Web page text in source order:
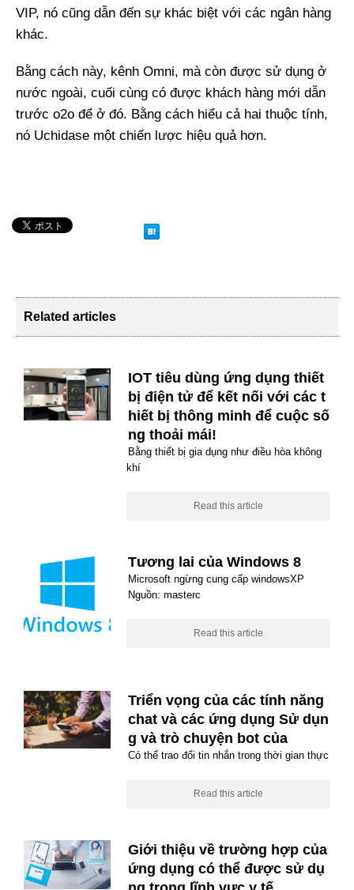
VIP, nó cũng dẫn đến sự khác biệt với các ngân hàng
khác.
Bằng cách này, kênh Omni, mà còn được sử dụng ở
nước ngoài, cuối cùng có được khách hàng mới dẫn
trước o2o để ở đó. Bằng cách hiểu cả hai thuộc tính,
nó Uchidase một chiến lược hiệu quả hơn.
Related articles
IOT tiêu dùng ứng dụng thiết
bị điện tử để kết nối với các t
hiết bị thông minh để cuộc số
ng thoải mái!
Bằng thiết bị gia dụng như điều hòa không
khí
Read this article
Tương lai của Windows 8
Microsoft ngừng cung cấp windowsXP
Nguồn: masterc
Read this article
Triển vọng của các tính năng
chat và các ứng dụng Sử dụn
g và trò chuyện bot của
Có thể trao đổi tin nhắn trong thời gian thực
Read this article
Giới thiệu về trường hợp của
ứng dụng có thể được sử dụ